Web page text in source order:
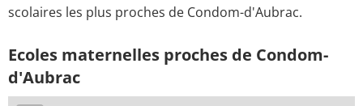
scolaires les plus proches de Condom-d'Aubrac.
Ecoles maternelles proches de Condom-
d'Aubrac